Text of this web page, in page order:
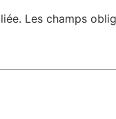
Les champs